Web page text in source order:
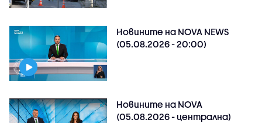
Новините на NOVA NEWS
(05.08.2026 - 20:00)
Новините на NOVA
(05.08.2026 - централна)